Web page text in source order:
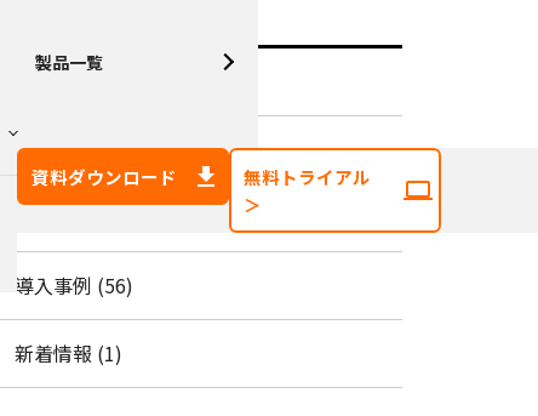
製品一覧
資料ダウンロード
無料トライアル
＞
DXコラム (117)
CSコラム (91)
導入事例 (56)
新着情報 (1)